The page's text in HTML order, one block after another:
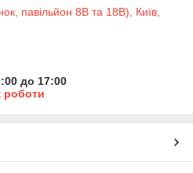
павільйон 8В та 18В), Київ,
до 17:00
роботи